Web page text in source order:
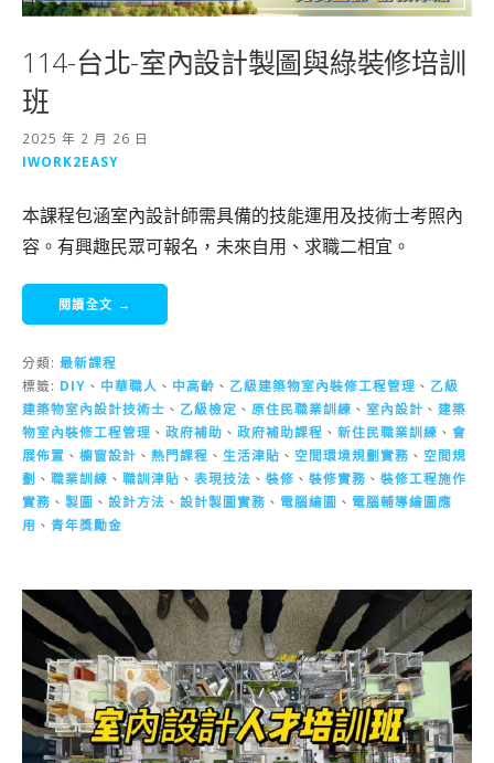
114-台北-室內設計製圖與綠裝修培訓
班
2025 年 2 月 26 日
IWORK2EASY
本課程包涵室內設計師需具備的技能運用及技術士考照內
容。有興趣民眾可報名，未來自用、求職二相宜。
閱讀全文 →
分類: 最新課程
標籤: DIY 、 中華職人 、 中高齡 、 乙級建築物室內裝修工程管理 、 乙級
建築物室內設計技術士 、 乙級檢定 、 原住民職業訓練 、 室內設計 、 建築
物室內裝修工程管理 、 政府補助 、 政府補助課程 、 新住民職業訓練 、 會
展佈置 、 櫥窗設計 、 熱門課程 、 生活津貼 、 空間環境規劃實務 、 空間規
劃 、 職業訓練 、 職訓津貼 、 表現技法 、 裝修 、 裝修實務 、 裝修工程施作
實務 、 製圖 、 設計方法 、 設計製圖實務 、 電腦繪圖 、 電腦輔導繪圖應
用 、 青年獎勵金